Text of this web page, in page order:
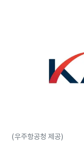
(우주항공청 제공)